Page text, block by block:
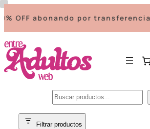
OFF abonando por transferencia
Buscar
Saltar
Filtrar productos